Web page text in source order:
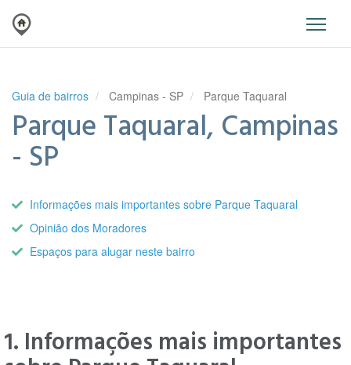
Guia de bairros Campinas - SP Parque Taquaral
Parque Taquaral, Campinas
- SP
Informações mais importantes sobre Parque Taquaral
Opinião dos Moradores
Espaços para alugar neste bairro
1. Informações mais importantes